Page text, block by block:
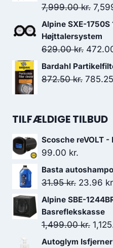
var:
7,999.00kr. Den
pris
var:
Alpine SXE-
Højttalersystem
629.00kr. Den
pris
Bardahl
872.50kr. Den
var:
785.25
TILFÆLDIGE TILBUD
Scosche reVOLT -
99.00 kr.
Basta
31.95kr. Den
pris
var:
31.95 kr..
23.96
Alpine SBE-
Basreflekskasse
1,499.00kr. Den
Autoglym